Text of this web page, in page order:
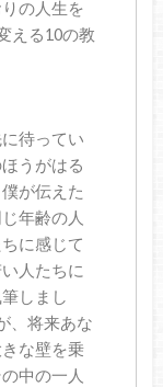
の人生を
える10の教
待ってい
うがはる
が伝えた
年齢の人
に感じて
人たちに
しまし
、将来あな
な壁を乗
中の一人